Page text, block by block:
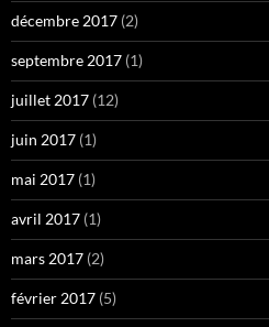
décembre 2017 (2)
septembre 2017 (1)
juillet 2017 (12)
juin 2017 (1)
mai 2017 (1)
avril 2017 (1)
mars 2017 (2)
février 2017 (5)